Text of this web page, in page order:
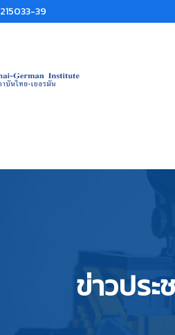
39
ข่าวปร